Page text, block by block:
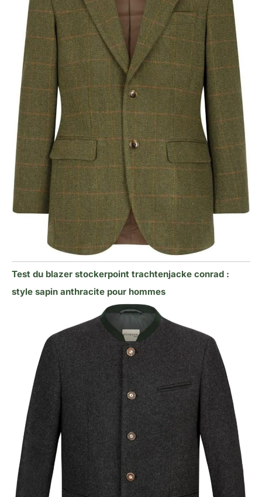
Test du blazer stockerpoint trachtenjacke conrad :
style sapin anthracite pour hommes